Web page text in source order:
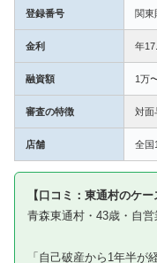
登録番号 関東
金利 年
融資額 1万
審査の特徴 対面
店舗 全国
【口コミ：東通村のケー
青森東通村・43歳・自営
「自己破産から1年半が